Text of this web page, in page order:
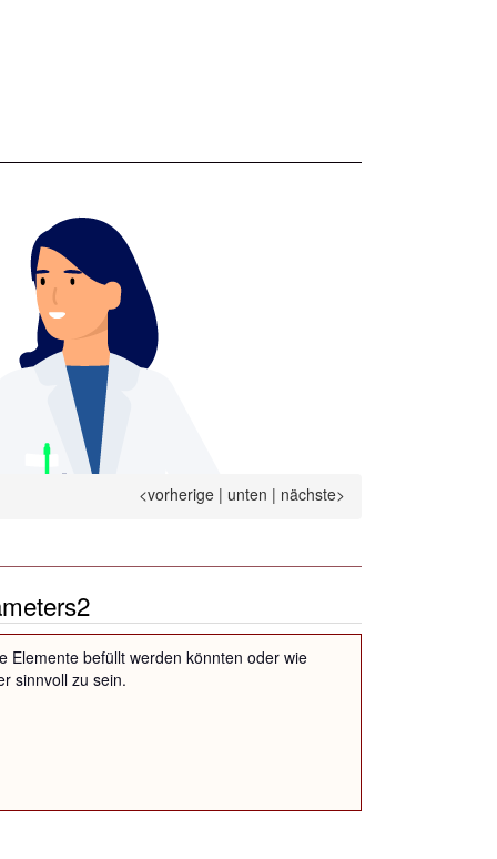
<vorherige | unten | nächste>
Elemente befüllt werden könnten oder wie
sinnvoll zu sein.